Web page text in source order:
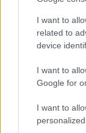
I want to
related to
device
I want to
Google for
I want to